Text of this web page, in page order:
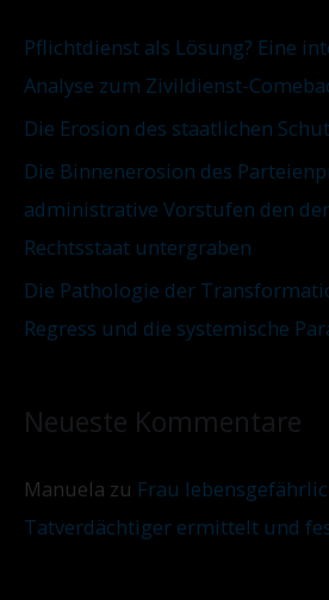
Pflichtdienst als Lösung? Eine
Analyse zum Zivildienst-
Die Erosion des staatlichen
Die Binnenerosion des
administrative Vorstufen den
Rechtsstaat untergraben
Die Pathologie der
Regress und die systemische
Neueste Kommentare
Manuela zu Frau
Tatverdächtiger ermittelt und